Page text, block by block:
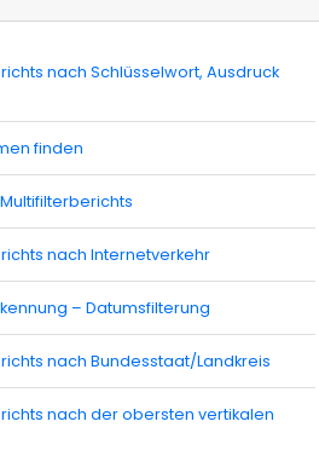
nach Schlüsselwort, Ausdruck
finden
nach Internetverkehr
– Datumsfilterung
nach Bundesstaat/Landkreis
nach der obersten vertikalen